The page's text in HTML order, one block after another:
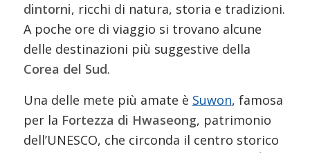
dintorni, ricchi di natura, storia e tradizioni.
A poche ore di viaggio si trovano alcune
delle destinazioni più suggestive della
Corea del Sud.
Una delle mete più amate è Suwon, famosa
per la Fortezza di Hwaseong, patrimonio
dell’UNESCO, che circonda il centro storico